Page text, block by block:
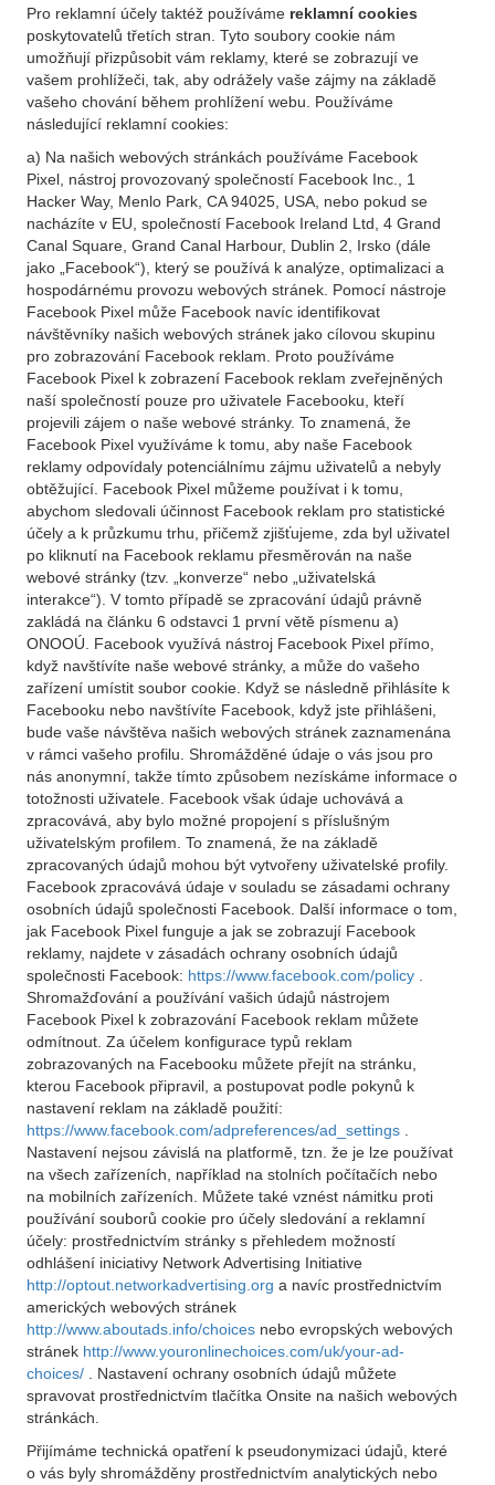
Pro reklamní účely taktéž používáme reklamní cookies
poskytovatelů třetích stran. Tyto soubory cookie nám
umožňují přizpůsobit vám reklamy, které se zobrazují ve
vašem prohlížeči, tak, aby odrážely vaše zájmy na základě
vašeho chování během prohlížení webu. Používáme
následující reklamní cookies:
a) Na našich webových stránkách používáme Facebook
Pixel, nástroj provozovaný společností Facebook Inc., 1
Hacker Way, Menlo Park, CA 94025, USA, nebo pokud se
nacházíte v EU, společností Facebook Ireland Ltd, 4 Grand
Canal Square, Grand Canal Harbour, Dublin 2, Irsko (dále
jako „Facebook“), který se používá k analýze, optimalizaci a
hospodárnému provozu webových stránek. Pomocí nástroje
Facebook Pixel může Facebook navíc identifikovat
návštěvníky našich webových stránek jako cílovou skupinu
pro zobrazování Facebook reklam. Proto používáme
Facebook Pixel k zobrazení Facebook reklam zveřejněných
naší společností pouze pro uživatele Facebooku, kteří
projevili zájem o naše webové stránky. To znamená, že
Facebook Pixel využíváme k tomu, aby naše Facebook
reklamy odpovídaly potenciálnímu zájmu uživatelů a nebyly
obtěžující. Facebook Pixel můžeme používat i k tomu,
abychom sledovali účinnost Facebook reklam pro statistické
účely a k průzkumu trhu, přičemž zjišťujeme, zda byl uživatel
po kliknutí na Facebook reklamu přesměrován na naše
webové stránky (tzv. „konverze“ nebo „uživatelská
interakce“). V tomto případě se zpracování údajů právně
zakládá na článku 6 odstavci 1 první větě písmenu a)
ONOOÚ. Facebook využívá nástroj Facebook Pixel přímo,
když navštívíte naše webové stránky, a může do vašeho
zařízení umístit soubor cookie. Když se následně přihlásíte k
Facebooku nebo navštívíte Facebook, když jste přihlášeni,
bude vaše návštěva našich webových stránek zaznamenána
v rámci vašeho profilu. Shromážděné údaje o vás jsou pro
nás anonymní, takže tímto způsobem nezískáme informace o
totožnosti uživatele. Facebook však údaje uchovává a
zpracovává, aby bylo možné propojení s příslušným
uživatelským profilem. To znamená, že na základě
zpracovaných údajů mohou být vytvořeny uživatelské profily.
Facebook zpracovává údaje v souladu se zásadami ochrany
osobních údajů společnosti Facebook. Další informace o tom,
jak Facebook Pixel funguje a jak se zobrazují Facebook
reklamy, najdete v zásadách ochrany osobních údajů
společnosti Facebook: https://www.facebook.com/policy
Shromažďování a používání vašich údajů nástrojem
Facebook Pixel k zobrazování Facebook reklam můžete
odmítnout. Za účelem konfigurace typů reklam
zobrazovaných na Facebooku můžete přejít na stránku,
kterou Facebook připravil, a postupovat podle pokynů k
nastavení reklam na základě použití:
https://www.facebook.com/adpreferences/ad_settings
Nastavení nejsou závislá na platformě, tzn. že je lze používat
na všech zařízeních, například na stolních počítačích nebo
na mobilních zařízeních. Můžete také vznést námitku proti
používání souborů cookie pro účely sledování a reklamní
účely: prostřednictvím stránky s přehledem možností
odhlášení iniciativy Network Advertising Initiative
http://optout.networkadvertising.org a navíc prostřednictvím
amerických webových stránek
http://www.aboutads.info/choices nebo evropských webových
stránek http://www.youronlinechoices.com/uk/your-ad-
choices/
. Nastavení ochrany osobních údajů můžete
spravovat prostřednictvím tlačítka Onsite na našich webových
stránkách.
Přijímáme technická opatření k pseudonymizaci údajů, které
o vás byly shromážděny prostřednictvím analytických nebo